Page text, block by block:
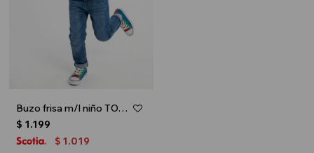
Buzo frisa m/l niño TOY STORY - Azul marino
$ 1.199
$ 1.019